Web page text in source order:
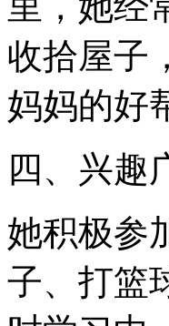
收拾屋子
妈妈的好
四、兴趣
她积极参
子、打篮